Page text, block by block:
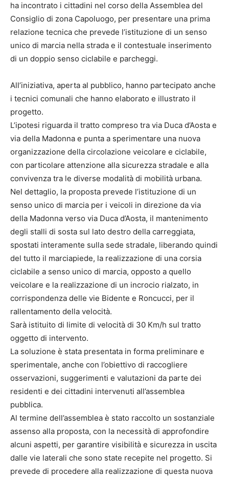
ha incontrato i cittadini nel corso della Assemblea del
Consiglio di zona Capoluogo, per presentare una prima
relazione tecnica che prevede l’istituzione di un senso
unico di marcia nella strada e il contestuale inserimento
di un doppio senso ciclabile e parcheggi.
All’iniziativa, aperta al pubblico, hanno partecipato anche
i tecnici comunali che hanno elaborato e illustrato il
progetto.
L’ipotesi riguarda il tratto compreso tra via Duca d’Aosta e
via della Madonna e punta a sperimentare una nuova
organizzazione della circolazione veicolare e ciclabile,
con particolare attenzione alla sicurezza stradale e alla
convivenza tra le diverse modalità di mobilità urbana.
Nel dettaglio, la proposta prevede l’istituzione di un
senso unico di marcia per i veicoli in direzione da via
della Madonna verso via Duca d’Aosta, il mantenimento
degli stalli di sosta sul lato destro della carreggiata,
spostati interamente sulla sede stradale, liberando quindi
del tutto il marciapiede, la realizzazione di una corsia
ciclabile a senso unico di marcia, opposto a quello
veicolare e la realizzazione di un incrocio rialzato, in
corrispondenza delle vie Bidente e Roncucci, per il
rallentamento della velocità.
Sarà istituito di limite di velocità di 30 Km/h sul tratto
oggetto di intervento.
La soluzione è stata presentata in forma preliminare e
sperimentale, anche con l’obiettivo di raccogliere
osservazioni, suggerimenti e valutazioni da parte dei
residenti e dei cittadini intervenuti all’assemblea
pubblica.
Al termine dell’assemblea è stato raccolto un sostanziale
assenso alla proposta, con la necessità di approfondire
alcuni aspetti, per garantire visibilità e sicurezza in uscita
dalle vie laterali che sono state recepite nel progetto. Si
prevede di procedere alla realizzazione di questa nuova